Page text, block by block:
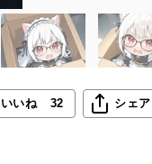
いいね 32 シェア